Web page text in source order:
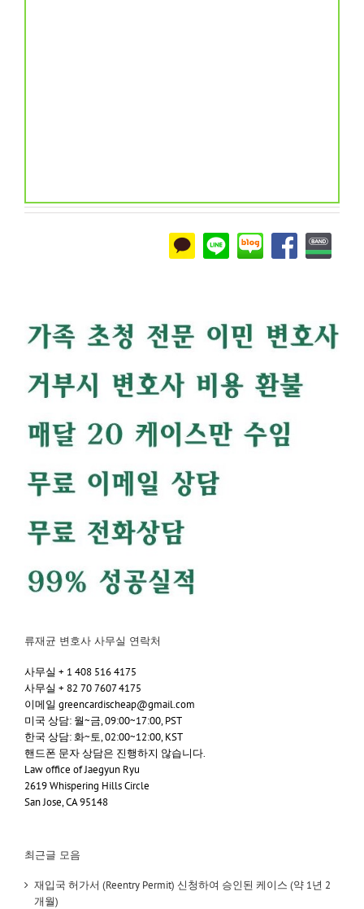
류재균 변호사 사무실 연락처
사무실 + 1 408 516 4175
사무실 + 82 70 7607 4175
이메일 greencardischeap@gmail.com
미국 상담: 월~금, 09:00~17:00, PST
한국 상담: 화~토, 02:00~12:00, KST
핸드폰 문자 상담은 진행하지 않습니다.
Law office of Jaegyun Ryu
2619 Whispering Hills Circle
San Jose, CA 95148
최근글 모음
재입국 허가서 (Reentry Permit) 신청하여 승인된 케이스 (약 1년 2
개월)